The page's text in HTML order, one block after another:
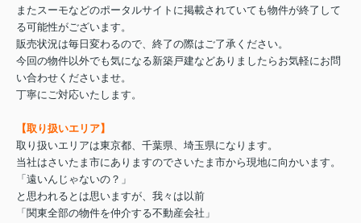
またスーモなどのポータルサイトに掲載されていても物件が終了して
る可能性がございます。
販売状況は毎日変わるので、終了の際はご了承ください。
今回の物件以外でも気になる新築戸建などありましたらお気軽にお問
い合わせくださいませ。
丁寧にご対応いたします。
【取り扱いエリア】
取り扱いエリアは東京都、千葉県、埼玉県になります。
当社はさいたま市にありますのでさいたま市から現地に向かいます。
「遠いんじゃないの？」
と思われるとは思いますが、我々は以前
「関東全部の物件を仲介する不動産会社」